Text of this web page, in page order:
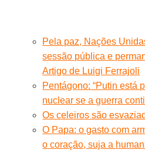
Pela paz, Nações
sessão pública e
Artigo de Luigi Ferrajoli
Pentágono: “Putin está
nuclear se a guerra
Os celeiros são
O Papa: o gasto com
o coração, suja a